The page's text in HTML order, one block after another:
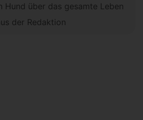
Hund über das gesamte Leben
der Redaktion